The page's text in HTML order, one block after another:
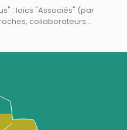
: laïcs "Associés" (par
collaborateurs...